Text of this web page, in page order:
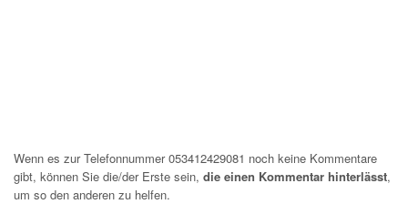
Wenn es zur Telefonnummer 053412429081 noch keine Kommentare
gibt, können Sie die/der Erste sein, die einen Kommentar hinterlässt,
um so den anderen zu helfen.